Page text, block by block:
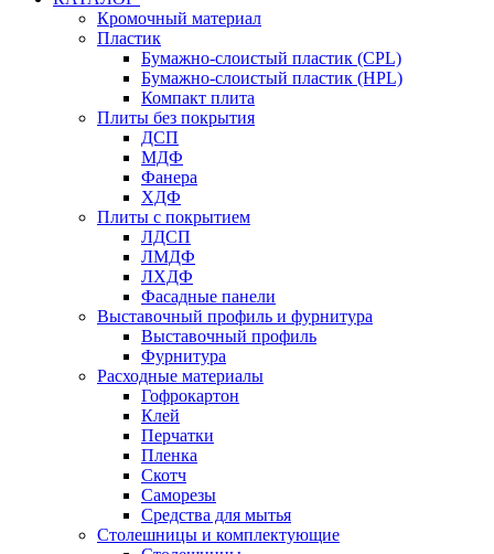
Кромочный материал
Пластик
Бумажно-слоистый пластик (CPL)
Бумажно-слоистый пластик (HPL)
Компакт плита
Плиты без покрытия
ДСП
МДФ
Фанера
ХДФ
Плиты с покрытием
ЛДСП
ЛМДФ
ЛХДФ
Фасадные панели
Выставочный профиль и фурнитура
Выставочный профиль
Фурнитура
Расходные материалы
Гофрокартон
Клей
Перчатки
Пленка
Скотч
Саморезы
Средства для мытья
Столешницы и комплектующие